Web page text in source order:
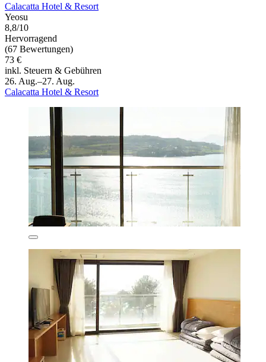
Calacatta Hotel & Resort
Yeosu
8,8/10
Hervorragend
(67 Bewertungen)
73 €
inkl. Steuern & Gebühren
26. Aug.–27. Aug.
Calacatta Hotel & Resort